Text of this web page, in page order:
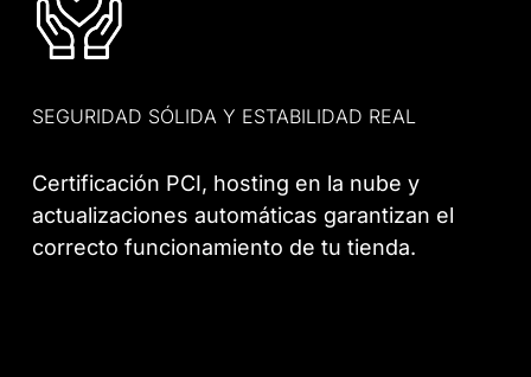
SEGURIDAD SÓLIDA Y ESTABILIDAD REAL
Certificación PCI, hosting en la nube y
actualizaciones automáticas garantizan el
correcto funcionamiento de tu tienda.